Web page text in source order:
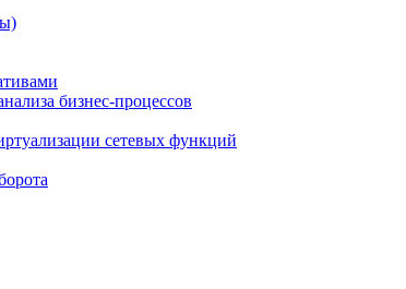
бизнес-процессов
сетевых функций